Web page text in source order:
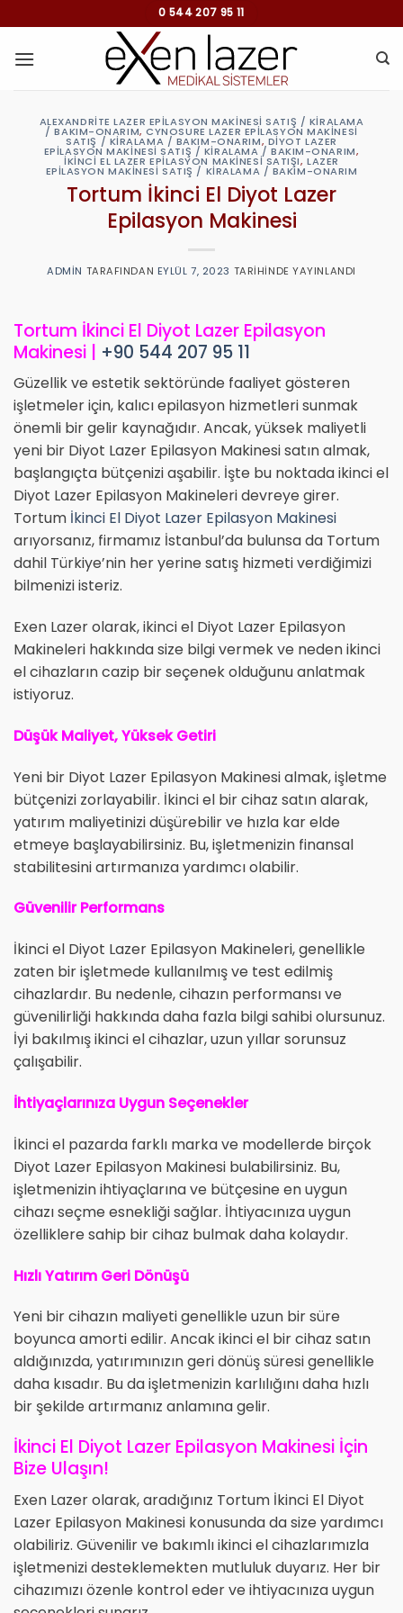
atla
0 544 207 95 11
ALEXANDRITE LAZER EPILASYON MAKINESI SATIŞ / KIRALAMA
/ BAKIM-ONARIM,CYNOSURE LAZER EPILASYON MAKINESI
SATIŞ / KIRALAMA / BAKIM-ONARIM, DIYOT LAZER
EPILASYON MAKINESI SATIŞ / KIRALAMA / BAKIM-ONARIM,
İKINCI EL LAZER EPILASYON MAKINESI SATIŞI,LAZER
EPILASYON MAKINESI SATIŞ / KIRALAMA / BAKIM-ONARIM
Tortum İkinci El Diyot Lazer
Epilasyon Makinesi
ADMIN TARAFINDAN EYLÜL 7, 2023 TARIHINDE YAYINLANDI
Tortum İkinci El Diyot Lazer Epilasyon
Makinesi | +90 544 207 95 11
Güzellik ve estetik sektöründe faaliyet gösteren
işletmeler için, kalıcı epilasyon hizmetleri sunmak
önemli bir gelir kaynağıdır. Ancak, yüksek maliyetli
yeni bir Diyot Lazer Epilasyon Makinesi satın almak,
başlangıçta bütçenizi aşabilir. İşte bu noktada ikinci el
Diyot Lazer Epilasyon Makineleri devreye girer.
Tortum İkinci El Diyot Lazer Epilasyon Makinesi
arıyorsanız, firmamız İstanbul’da bulunsa da Tortum
dahil Türkiye’nin her yerine satış hizmeti verdiğimizi
bilmenizi isteriz.
Exen Lazer olarak, ikinci el Diyot Lazer Epilasyon
Makineleri hakkında size bilgi vermek ve neden ikinci
el cihazların cazip bir seçenek olduğunu anlatmak
istiyoruz.
Düşük Maliyet, Yüksek Getiri
Yeni bir Diyot Lazer Epilasyon Makinesi almak, işletme
bütçenizi zorlayabilir. İkinci el bir cihaz satın alarak,
yatırım maliyetinizi düşürebilir ve hızla kar elde
etmeye başlayabilirsiniz. Bu, işletmenizin finansal
stabilitesini artırmanıza yardımcı olabilir.
Güvenilir Performans
İkinci el Diyot Lazer Epilasyon Makineleri, genellikle
zaten bir işletmede kullanılmış ve test edilmiş
cihazlardır. Bu nedenle, cihazın performansı ve
güvenilirliği hakkında daha fazla bilgi sahibi olursunuz.
İyi bakılmış ikinci el cihazlar, uzun yıllar sorunsuz
çalışabilir.
İhtiyaçlarınıza Uygun Seçenekler
İkinci el pazarda farklı marka ve modellerde birçok
Diyot Lazer Epilasyon Makinesi bulabilirsiniz. Bu,
işletmenizin ihtiyaçlarına ve bütçesine en uygun
cihazı seçme esnekliği sağlar. İhtiyacınıza uygun
özelliklere sahip bir cihaz bulmak daha kolaydır.
Hızlı Yatırım Geri Dönüşü
Yeni bir cihazın maliyeti genellikle uzun bir süre
boyunca amorti edilir. Ancak ikinci el bir cihaz satın
aldığınızda, yatırımınızın geri dönüş süresi genellikle
daha kısadır. Bu da işletmenizin karlılığını daha hızlı
bir şekilde artırmanız anlamına gelir.
İkinci El Diyot Lazer Epilasyon Makinesi İçin
Bize Ulaşın!
Exen Lazer olarak, aradığınız Tortum İkinci El Diyot
Lazer Epilasyon Makinesi konusunda da size yardımcı
olabiliriz. Güvenilir ve bakımlı ikinci el cihazlarımızla
işletmenizi desteklemekten mutluluk duyarız. Her bir
cihazımızı özenle kontrol eder ve ihtiyacınıza uygun